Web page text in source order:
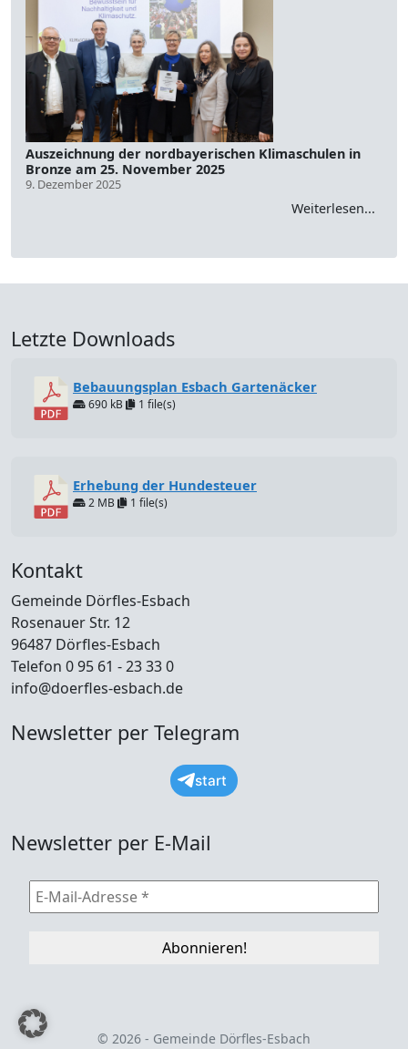
Auszeichnung der nordbayerischen Klimaschulen in
Bronze am 25. November 2025
9. Dezember 2025
Weiterlesen...
Letzte Downloads
Bebauungsplan Esbach Gartenäcker
690 kB 1 file(s)
Erhebung der Hundesteuer
2 MB 1 file(s)
Kontakt
Gemeinde Dörfles-Esbach
Rosenauer Str. 12
96487 Dörfles-Esbach
Telefon 0 95 61 - 23 33 0
info@doerfles-esbach.de
Newsletter per Telegram
start
Newsletter per E-Mail
© 2026 - Gemeinde Dörfles-Esbach